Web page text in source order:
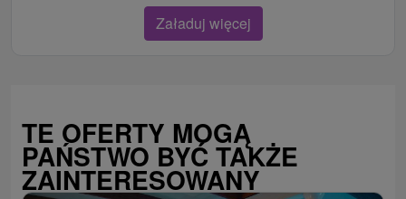
Załaduj więcej
TE OFERTY MOGĄ
PAŃSTWO BYĆ TAKŻE
ZAINTERESOWANY